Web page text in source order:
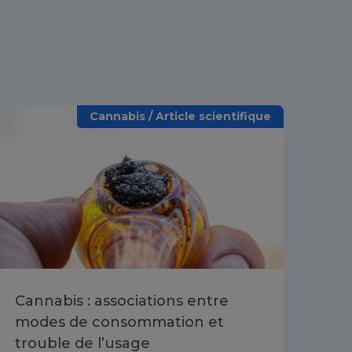
Cannabis / Article scientifique
Cannabis : associations entre
modes de consommation et
trouble de l’usage